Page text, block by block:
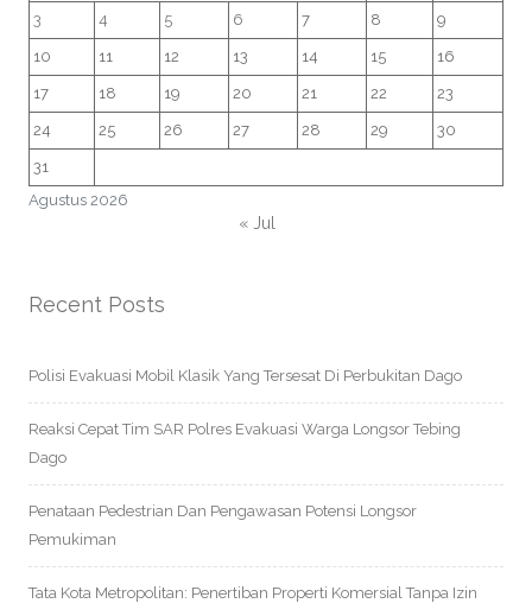
Agustus 2026
3 4 5 6 7 8 9
10 11 12 13 14 15 16
17 18 19 20 21 22 23
24 25 26 27 28 29 30
31
« Jul
Recent Posts
Polisi Evakuasi Mobil Klasik Yang Tersesat Di Perbukitan Dago
Reaksi Cepat Tim SAR Polres Evakuasi Warga Longsor Tebing
Dago
Penataan Pedestrian Dan Pengawasan Potensi Longsor
Pemukiman
Tata Kota Metropolitan: Penertiban Properti Komersial Tanpa Izin